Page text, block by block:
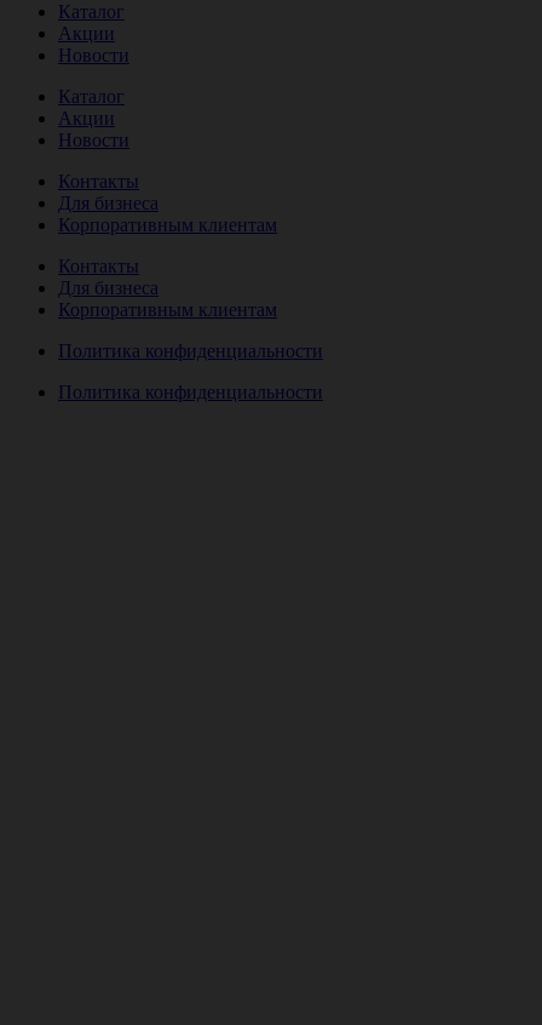
Каталог
Акции
Новости
Каталог
Акции
Новости
Контакты
Для бизнеса
Корпоративным клиентам
Контакты
Для бизнеса
Корпоративным клиентам
Политика конфиденциальности
Политика конфиденциальности